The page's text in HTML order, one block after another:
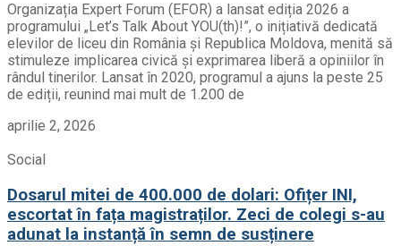
Organizația Expert Forum (EFOR) a lansat ediția 2026 a
programului „Let’s Talk About YOU(th)!”, o inițiativă dedicată
elevilor de liceu din România și Republica Moldova, menită să
stimuleze implicarea civică și exprimarea liberă a opiniilor în
rândul tinerilor. Lansat în 2020, programul a ajuns la peste 25
de ediții, reunind mai mult de 1.200 de
aprilie 2, 2026
Social
Dosarul mitei de 400.000 de dolari: Ofițer INI,
escortat în fața magistraților. Zeci de colegi s-au
adunat la instanță în semn de susținere